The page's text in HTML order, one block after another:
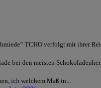
TCHO verfolgt mit ihrer
bei den meisten
ich welchem Maß in...